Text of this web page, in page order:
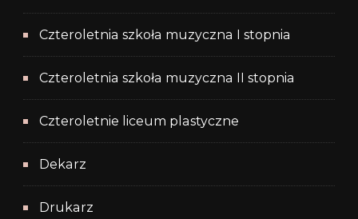
Czteroletnia szkoła muzyczna I stopnia
Czteroletnia szkoła muzyczna II stopnia
Czteroletnie liceum plastyczne
Dekarz
Drukarz